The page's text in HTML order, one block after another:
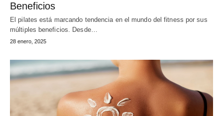
Beneficios
El pilates está marcando tendencia en el mundo del fitness por sus
múltiples beneficios. Desde…
28 enero, 2025